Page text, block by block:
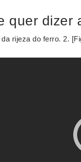
quer dizer
rijeza do ferro. 2.